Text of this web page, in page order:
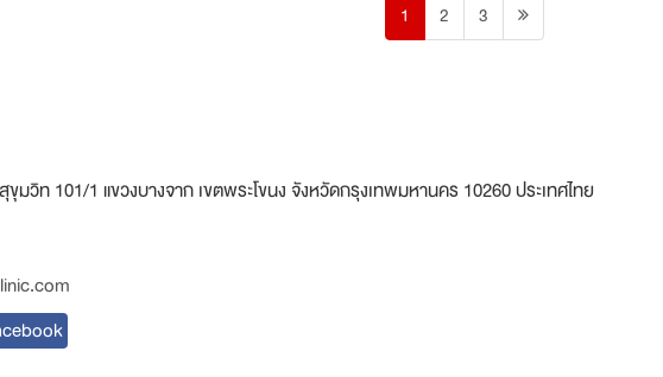
1 2 3
วิท 101/1 แขวงบางจาก เขตพระโขนง จังหวัดกรุงเทพมหานคร 10260 ประเทศไทย